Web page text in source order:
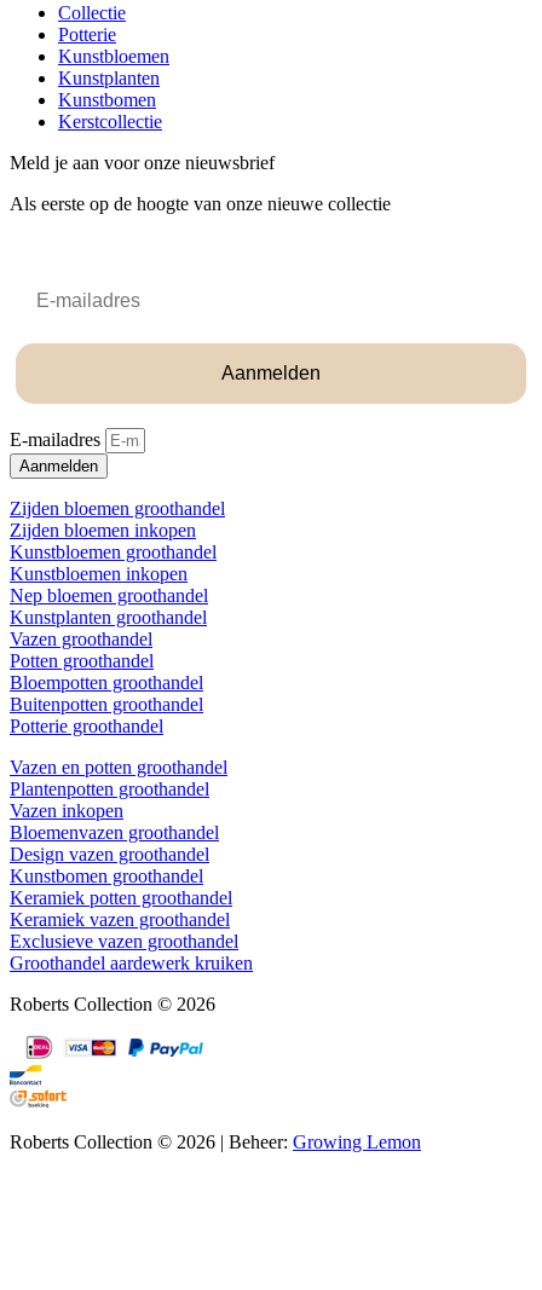
Collectie
Potterie
Kunstbloemen
Kunstplanten
Kunstbomen
Kerstcollectie
Meld je aan voor onze nieuwsbrief
Als eerste op de hoogte van onze nieuwe collectie
Aanmelden
E-mailadres
Aanmelden
Zijden bloemen groothandel
Zijden bloemen inkopen
Kunstbloemen groothandel
Kunstbloemen inkopen
Nep bloemen groothandel
Kunstplanten groothandel
Vazen groothandel
Potten groothandel
Bloempotten groothandel
Buitenpotten groothandel
Potterie groothandel
Vazen en potten groothandel
Plantenpotten groothandel
Vazen inkopen
Bloemenvazen groothandel
Design vazen groothandel
Kunstbomen groothandel
Keramiek potten groothandel
Keramiek vazen groothandel
Exclusieve vazen groothandel
Groothandel aardewerk kruiken
Roberts Collection © 2026
Roberts Collection © 2026 | Beheer: Growing Lemon